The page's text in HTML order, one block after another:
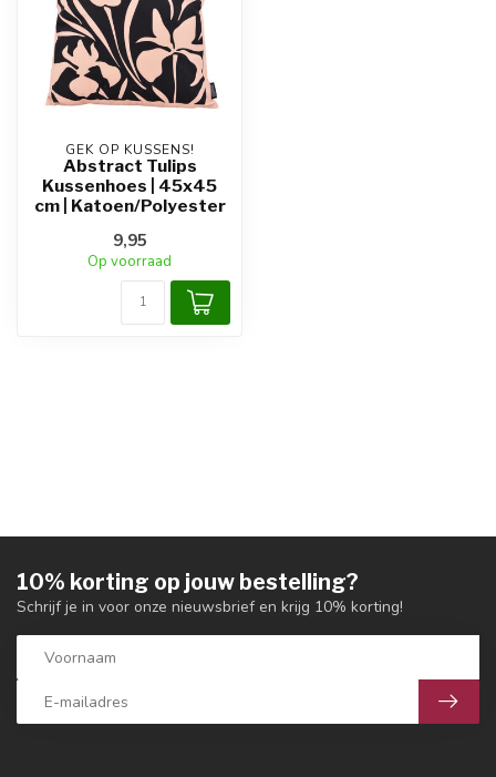
GEK OP KUSSENS!
Abstract Tulips
Kussenhoes | 45x45
cm | Katoen/Polyester
9,95
Op voorraad
10% korting op jouw bestelling?
Schrijf je in voor onze nieuwsbrief en krijg 10% korting!